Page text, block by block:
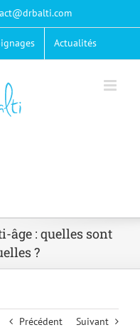
Actualités
âge : quelles sont
?
Précédent Suivant